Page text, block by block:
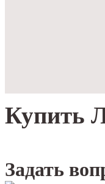
Купить
Задать